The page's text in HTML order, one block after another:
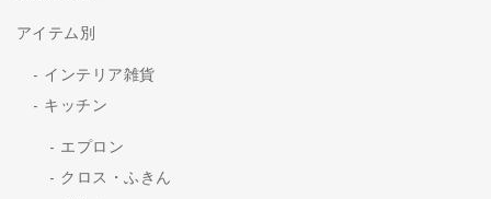
アイテム別
インテリア雑貨
キッチン
エプロン
クロス・ふきん